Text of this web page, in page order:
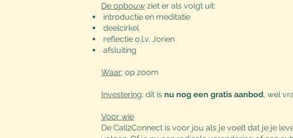
De opbouw ziet er als volgt uit:
introductie en meditatie
deelcirkel
reflectie o.l.v. Jorien
afsluiting
Waar: op zoom
Investering: dit is nu nog een gratis aanbod, wel
Voor wie
De Call2Connect is voor jou als je voelt dat je je